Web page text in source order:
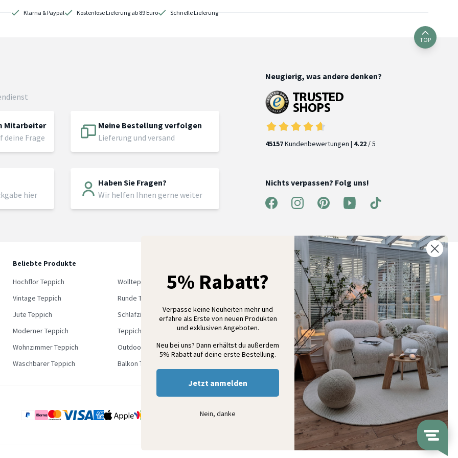
Klarna & Paypal Kostenlose Lieferung ab 89 Euro Schnelle Lieferung
TOP
Mitarbeiter
Frage
Meine Bestellung verfolgen
Lieferung und versand
hier
Haben Sie Fragen?
Wir helfen Ihnen gerne weiter
Neugierig, was andere denken?
45157Kundenbewertungen | 4.22 / 5
Nichts verpassen? Folg uns!
Beliebte Produkte
Hochflor Teppich
Wollteppich
Vintage Teppich
Runde Teppich
Jute Teppich
Schlafzimmer Teppich
Moderner Teppich
Teppich Outlet
Wohnzimmer Teppich
Outdoor Teppich
Waschbarer Teppich
Balkon Teppich
5% Rabatt auf deine erste Bestellung
Melde dich für unseren Newsletter an und entdecke neue
Kollektionen, Angebote und Wohnideen als Erstes
Anmelden
5% Rabatt?
Verpasse keine Neuheiten mehr und
erfahre als Erste von neuen Produkten
und exklusiven Angeboten.
Neu bei uns? Dann erhältst du außerdem
5% Rabatt auf deine erste Bestellung.
Jetzt anmelden
Nein, danke